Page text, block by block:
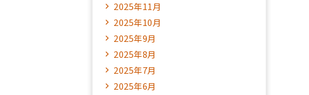
2025年11月
2025年10月
2025年9月
2025年8月
2025年7月
2025年6月